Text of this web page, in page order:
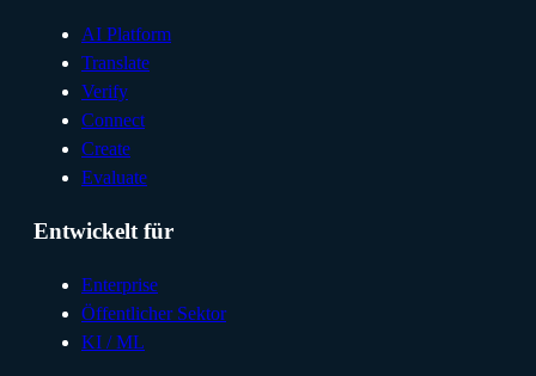
AI Platform
Translate
Verify
Connect
Create
Evaluate
Entwickelt für
Enterprise
Öffentlicher Sektor
KI / ML